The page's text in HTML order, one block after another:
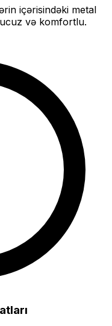
içərisindəki metal
və komfortlu.